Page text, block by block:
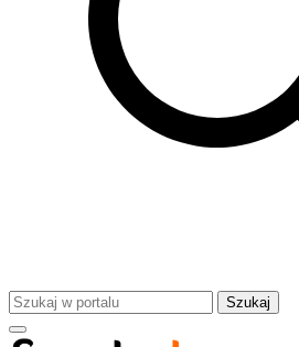
Szukaj